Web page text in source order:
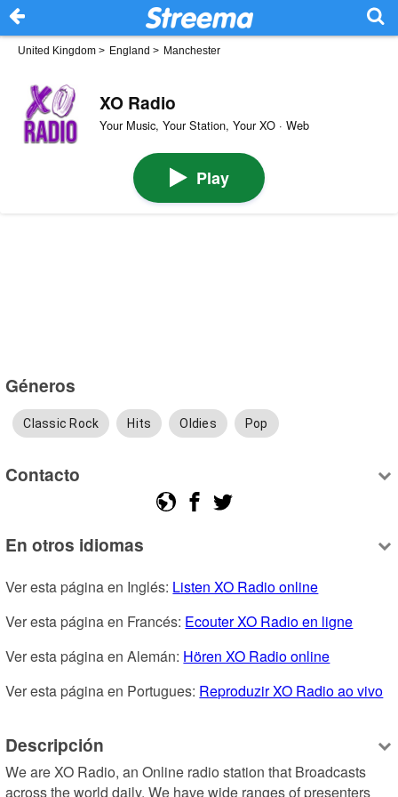
United Kingdom > England > Manchester
XO Radio
Your Music, Your Station, Your XO · Web
Play
Géneros
Classic Rock Hits Oldies Pop
Contacto
En otros idiomas
Ver esta página en Inglés: Listen XO Radio online
Ver esta página en Francés: Ecouter XO Radio en ligne
Ver esta página en Alemán: Hören XO Radio online
Ver esta página en Portugues: Reproduzir XO Radio ao vivo
Descripción
We are XO Radio, an Online radio station that Broadcasts
across the world daily. We have wide ranges of presenters